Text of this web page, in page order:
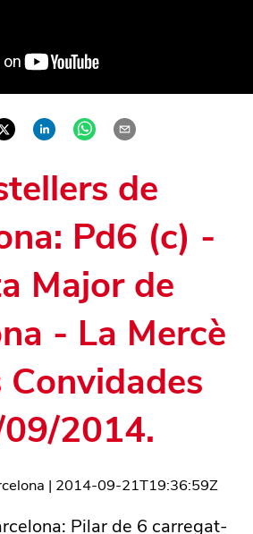
de
Pd6 (c) -
Major de
- La Mercè
Convidades
2014.
| 2014-09-21T19:36:59Z
Pilar de 6 carregat-